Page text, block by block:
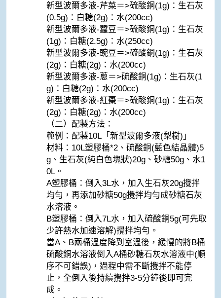
新型波爾多液-芹菜＝>硫酸銅(1g)：生石灰
(0.5g)：白糖(2g)：水(200cc)
新型波爾多液-蠶豆＝>硫酸銅(1g)：生石灰
(1g)：白糖(2.5g)：水(250cc)
新型波爾多液-豌豆＝>硫酸銅(1g)：生石灰
(2g)：白糖(2g)：水(200cc)
新型波爾多液-蔥＝>硫酸銅(1g)：生石灰(1
g)：白糖(2g)：水(200cc)
新型波爾多液-紅棗＝>硫酸銅(1g)：生石灰
(2g)：白糖(2g)：水(200cc)
（二）配製方法：
範例：配製10L「新型波爾多液(梨樹)」
材料：10L塑膠桶*2、硫酸銅(藍色結晶體)5
g、生石灰(純白色塊狀)20g、砂糖50g、水1
0L。
A塑膠桶：倒入3L水，加入生石灰20g攪拌
均勻，再添加砂糖50g攪拌均勻成砂糖石灰
水溶液。
B塑膠桶：倒入7L水，加入硫酸銅5g(可先取
少許熱水加速溶解)攪拌均勻。
當A、B兩桶溫度降到室溫後，緩慢的將B桶
硫酸銅水溶液倒入A桶砂糖石灰水溶液中(順
序不可錯誤)，過程中需不斷攪拌不能停
止，全倒入後持續攪拌3-5分鐘後即可完
成。